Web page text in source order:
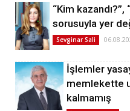
“Kim
sorusuyla yer
Sevginar Sali
İşlemler
memlekette
kalmamış